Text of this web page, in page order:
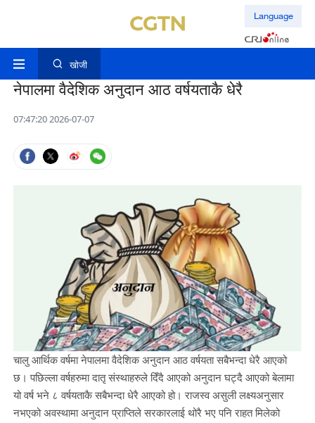
Language
खोजी
नेपालमा वैदेशिक अनुदान आठ वर्षयताकै धेरै
07:47:20 2026-07-07
चालु आर्थिक वर्षमा नेपालमा वैदेशिक अनुदान आठ वर्षयता सबैभन्दा धेरै आएको
छ। पछिल्ला वर्षहरुमा दातृ संस्थाहरुले दिँदै आएको अनुदान घट्दै आएको बेलामा
यो वर्ष भने ८ वर्षयताकै सबैभन्दा धेरै आएको हो। राजस्व असुली लक्ष्यअनुसार
नभएको अवस्थामा अनुदान प्राप्तिले सरकारलाई थोरै भए पनि राहत मिलेको